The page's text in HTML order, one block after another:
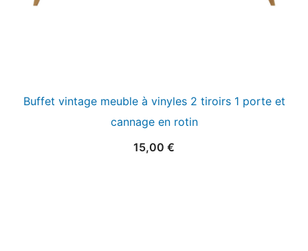
Buffet vintage meuble à vinyles 2 tiroirs 1 porte et
cannage en rotin
15,00 €